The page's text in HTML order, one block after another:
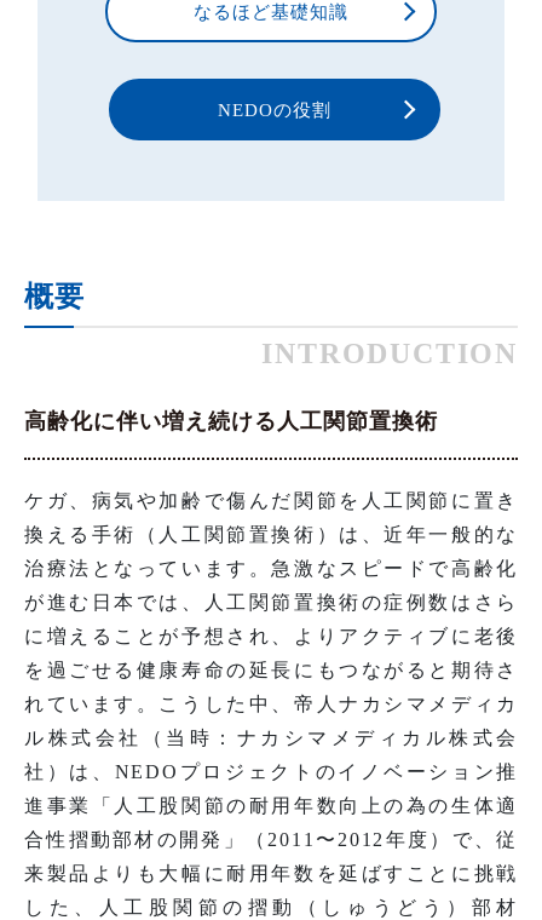
なるほど基礎知識
NEDOの役割
概要
INTRODUCTION
高齢化に伴い増え続ける人工関節置換術
ケガ、病気や加齢で傷んだ関節を人工関節に置き
換える手術（人工関節置換術）は、近年一般的な
治療法となっています。急激なスピードで高齢化
が進む日本では、人工関節置換術の症例数はさら
に増えることが予想され、よりアクティブに老後
を過ごせる健康寿命の延長にもつながると期待さ
れています。こうした中、帝人ナカシマメディカ
ル株式会社（当時：ナカシマメディカル株式会
社）は、NEDOプロジェクトのイノベーション推
進事業「人工股関節の耐用年数向上の為の生体適
合性摺動部材の開発」（2011〜2012年度）で、従
来製品よりも大幅に耐用年数を延ばすことに挑戦
した、人工股関節の摺動（しゅうどう）部材